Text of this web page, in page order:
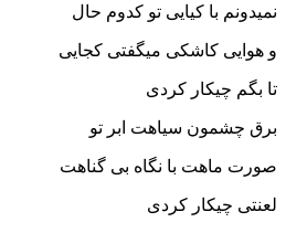
نمیدونم با کیایی تو کدوم حال
و هوایی کاشکی میگفتی کجایی
تا بگم چیکار کردی
برق چشمون سیاهت ابر تو
صورت ماهت با نگاه بی گناهت
لعنتی چیکار کردی